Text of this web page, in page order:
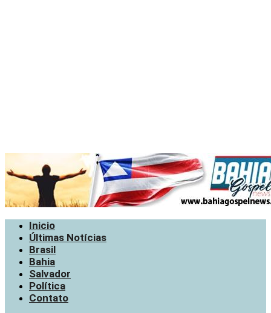
Inicio
Últimas Notícias
Brasil
Bahia
Salvador
Política
Contato